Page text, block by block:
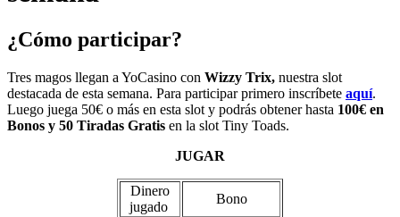
¿Cómo participar?
Tres magos llegan a YoCasino con Wizzy Trix, nuestra slot
destacada de esta semana. Para participar primero inscríbete aquí.
Luego juega 50€ o más en esta slot y podrás obtener hasta 100€ en
Bonos y 50 Tiradas Gratis en la slot Tiny Toads.
JUGAR
Dinero
jugado
Bono